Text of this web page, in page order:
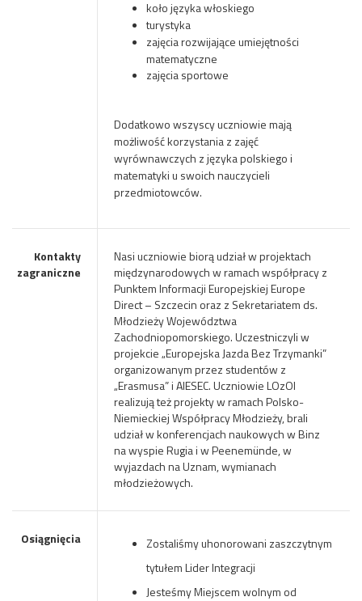
koło języka włoskiego
turystyka
zajęcia rozwijające umiejętności
matematyczne
zajęcia sportowe
Dodatkowo wszyscy uczniowie mają
możliwość korzystania z zajęć
wyrównawczych z języka polskiego i
matematyki u swoich nauczycieli
przedmiotowców.
Kontakty
zagraniczne
Nasi uczniowie biorą udział w projektach
międzynarodowych w ramach współpracy z
Punktem Informacji Europejskiej Europe
Direct – Szczecin oraz z Sekretariatem ds.
Młodzieży Województwa
Zachodniopomorskiego. Uczestniczyli w
projekcie „Europejska Jazda Bez Trzymanki”
organizowanym przez studentów z
„Erasmusa” i AIESEC. Uczniowie LOzOI
realizują też projekty w ramach Polsko-
Niemieckiej Współpracy Młodzieży, brali
udział w konferencjach naukowych w Binz
na wyspie Rugia i w Peenemünde, w
wyjazdach na Uznam, wymianach
młodzieżowych.
Osiągnięcia
Zostaliśmy uhonorowani zaszczytnym
tytułem Lider Integracji
Jesteśmy Miejscem wolnym od